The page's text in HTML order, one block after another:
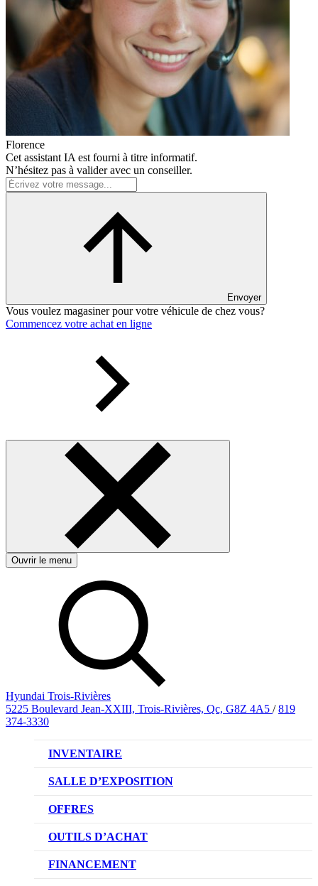
Florence
Cet assistant IA est fourni à titre informatif.
N’hésitez pas à valider avec un conseiller.
Envoyer
Vous voulez magasiner pour votre véhicule de chez vous?
Commencez votre achat en ligne
Ouvrir le menu
Hyundai Trois-Rivières
5225 Boulevard Jean-XXIII, Trois-Rivières, Qc, G8Z 4A5 / 819
374-3330
INVENTAIRE
VÉHICULES NEUFS
VÉHICULES D’OCCASION
SALLE D’EXPOSITION
OFFRES
OFFRE DE VÉHICULES NEUFS
OFFRES DU CONCESSIONNAIRE
OUTILS D’ACHAT
CL!QUEZ ET ACHETEZ HYUNDAI
FINANCEMENT